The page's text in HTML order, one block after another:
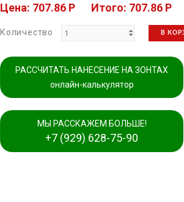
Цена: 707.86 P Итого: 707.86 P
Количество В
РАССЧИТАТЬ НАНЕСЕНИЕ НА ЗОНТАХ
онлайн-калькулятор
МЫ РАССКАЖЕМ БОЛЬШЕ!
+7 (929) 628-75-90